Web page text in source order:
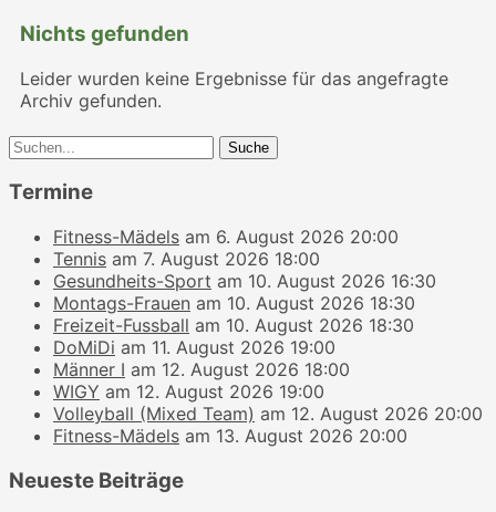
Nichts gefunden
Leider wurden keine Ergebnisse für das angefragte
Archiv gefunden.
Suche
nach:
Termine
Fitness-Mädels am 6. August 2026 20:00
Tennis am 7. August 2026 18:00
Gesundheits-Sport am 10. August 2026 16:30
Montags-Frauen am 10. August 2026 18:30
Freizeit-Fussball am 10. August 2026 18:30
DoMiDi am 11. August 2026 19:00
Männer I am 12. August 2026 18:00
WIGY am 12. August 2026 19:00
Volleyball (Mixed Team) am 12. August 2026 20:00
Fitness-Mädels am 13. August 2026 20:00
Neueste Beiträge